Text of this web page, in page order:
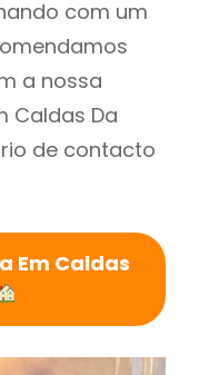
com um
a nossa
Caldas Da
de contacto
Em Caldas